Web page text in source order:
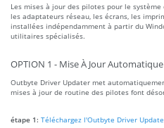
Les mises à jour des pilotes pour le
les adaptateurs réseau, les écrans, les
installées indépendamment à partir du
utilitaires spécialisés.
OPTION 1 - Mise À Jour
Outbyte Driver Updater met
mises à jour de routine des pilotes font
étape 1: Téléchargez l'Outbyte Driver